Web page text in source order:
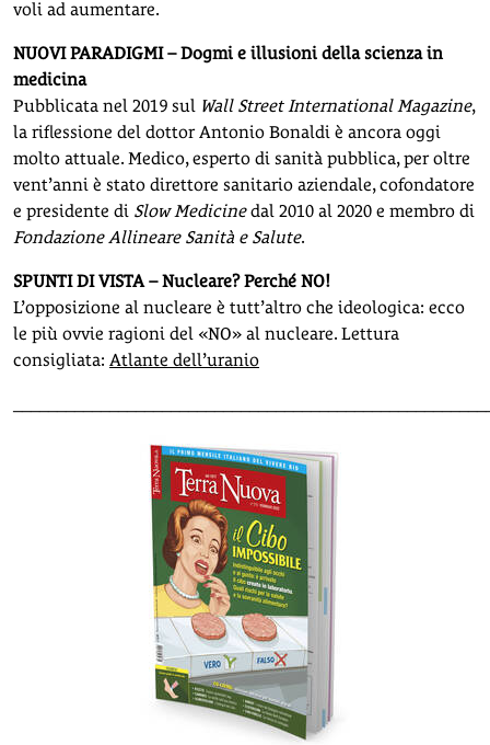
voli ad aumentare.
NUOVI PARADIGMI – Dogmi e illusioni della scienza in
medicina
Pubblicata nel 2019 sul Wall Street International Magazine,
la riflessione del dottor Antonio Bonaldi è ancora oggi
molto attuale. Medico, esperto di sanità pubblica, per oltre
vent’anni è stato direttore sanitario aziendale, cofondatore
e presidente di Slow Medicinedal 2010 al 2020 e membro di
Fondazione Allineare Sanità e Salute.
SPUNTI DI VISTA – Nucleare? Perché NO!
L’opposizione al nucleare è tutt’altro che ideologica: ecco
le più ovvie ragioni del «NO» al nucleare. Lettura
consigliata: Atlante dell’uranio